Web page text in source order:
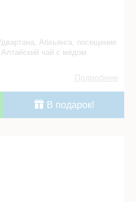
Абхьянга, посещение
чай с мёдом
Подробнее
В подарок!